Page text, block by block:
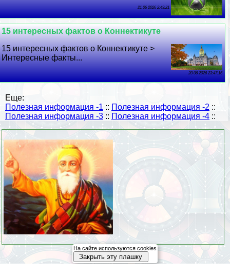
21 06 2026 2:49:21
15 интересных фактов о Коннектикуте
15 интересных фактов о Коннектикуте >
Интересные факты...
20 06 2026 23:47:16
Еще:
Полезная информация -1 :: Полезная информация -2 ::
Полезная информация -3 :: Полезная информация -4 ::
На сайте используются cookies
Закрыть эту плашку